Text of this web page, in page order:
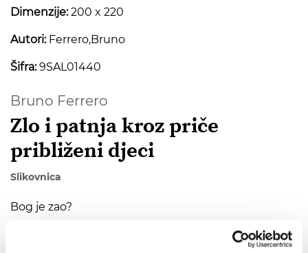
Dimenzije:200 x 220
Autori:Ferrero,Bruno
Šifra:9SAL01440
Bruno Ferrero
Zlo i patnja kroz priče
približeni djeci
Slikovnica
Bog je zao?